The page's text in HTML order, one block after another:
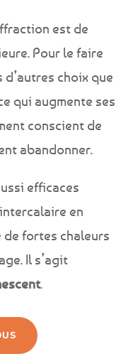
est de
Pour le faire
d’autres choix que
qui augmente ses
conscient de
abandonner.
efficaces
en
de fortes chaleurs
Il s’agit
.